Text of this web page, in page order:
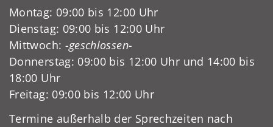
Montag: 09:00 bis 12:00 Uhr
Dienstag: 09:00 bis 12:00 Uhr
Mittwoch: -geschlossen-
Donnerstag: 09:00 bis 12:00 Uhr und 14:00 bis
18:00 Uhr
Freitag: 09:00 bis 12:00 Uhr
Termine außerhalb der Sprechzeiten nach